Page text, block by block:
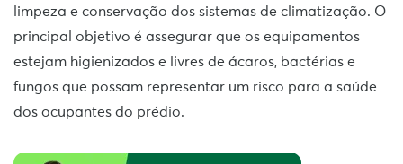
limpeza e conservação dos sistemas de climatização. O
principal objetivo é assegurar que os equipamentos
estejam higienizados e livres de ácaros, bactérias e
fungos que possam representar um risco para a saúde
dos ocupantes do prédio.